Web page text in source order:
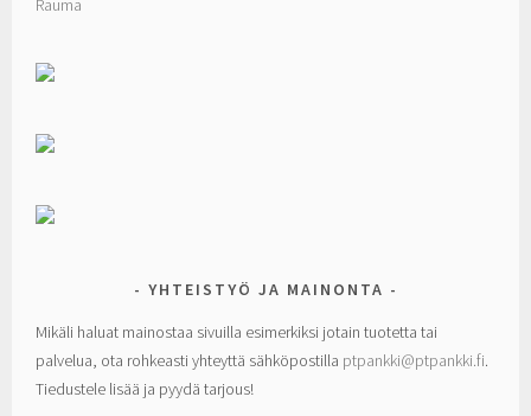
Rauma
YHTEISTYÖ JA MAINONTA
Mikäli haluat mainostaa sivuilla esimerkiksi jotain tuotetta tai
palvelua, ota rohkeasti yhteyttä sähköpostilla ptpankki@ptpankki.fi.
Tiedustele lisää ja pyydä tarjous!